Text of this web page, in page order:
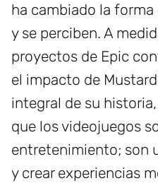
ha cambiado la
y se perciben. A
proyectos de Epic
el impacto de
integral de su
que los videojuegos
entretenimiento; son
y crear experiencias